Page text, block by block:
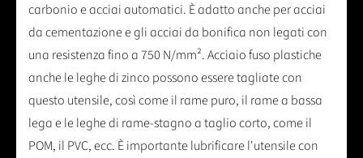
carbonio e acciai automatici. È adatto anche per acciai
da cementazione e gli acciai da bonifica non legati con
una resistenza fino a 750 N/mm². Acciaio fuso plastiche
anche le leghe di zinco possono essere tagliate con
questo utensile, così come il rame puro, il rame a bassa
lega e le leghe di rame-stagno a taglio corto, come il
POM, il PVC, ecc. È importante lubrificare l'utensile con